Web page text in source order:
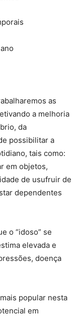
as
a melhoria
da
possibilitar a
tais como:
em objetos,
de usufruir de
dependentes
o “idoso” se
elevada e
doença
popular nesta
em